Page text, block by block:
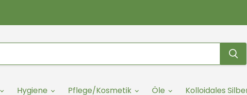
Hygiene Pflege/Kosmetik Öle Kolloidales